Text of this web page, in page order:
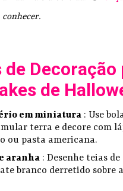
conhecer.
de Decoração
de
em miniatura: Use
terra e decore com
ou pasta americana.
aranha: Desenhe teias
branco derretido sobre